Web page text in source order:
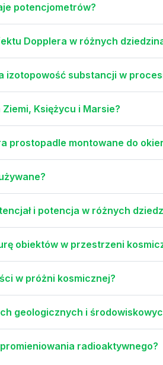
potencjometrów?
Dopplera w różnych
izotopowość substancji w
Ziemi, Księżycu i Marsie?
prostopadle montowane do
i potencja w różnych
obiektów w przestrzeni
w próżni kosmicznej?
geologicznych i
radioaktywnego?